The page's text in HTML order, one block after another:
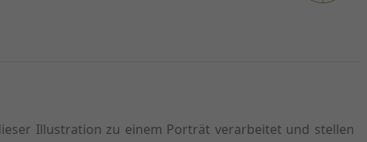
Illustration zu einem Porträt verarbeitet und stellen